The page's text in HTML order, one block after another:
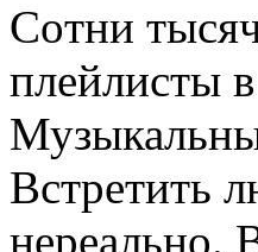
Сoтни
плейлисты
Встретить
нереально.